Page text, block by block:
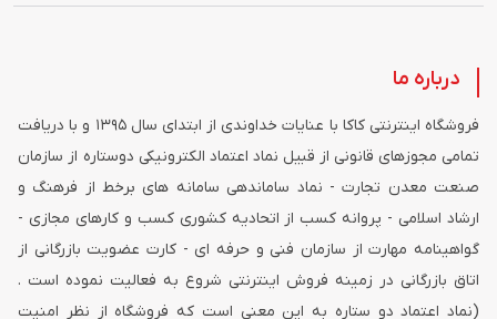
درباره ما
فروشگاه اینترنتی کاکا با عنایات خداوندی از ابتدای سال ۱۳۹۵ و با دریافت
تمامی مجوزهای قانونی از قبیل نماد اعتماد الکترونیکی دوستاره از سازمان
صنعت معدن تجارت - نماد ساماندهی سامانه های برخط از فرهنگ و
ارشاد اسلامی - پروانه کسب از اتحادیه کشوری کسب و کارهای مجازی -
گواهینامه مهارت از سازمان فنی و حرفه ای - کارت عضویت بازرگانی از
اتاق بازرگانی در زمینه فروش اینترنتی شروع به فعالیت نموده است .
(نماد اعتماد دو ستاره به این معنی است که فروشگاه از نظر امنیت